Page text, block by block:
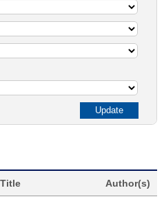
Title Author(s)